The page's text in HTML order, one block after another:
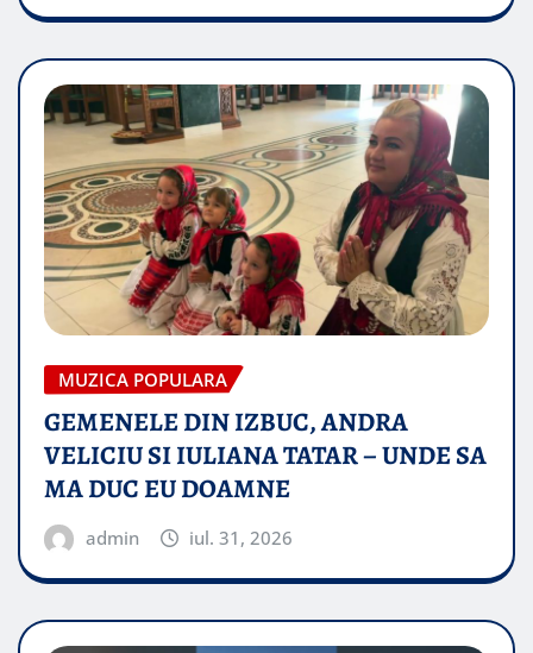
MUZICA POPULARA
GEMENELE DIN IZBUC, ANDRA
VELICIU SI IULIANA TATAR – UNDE SA
MA DUC EU DOAMNE
admin iul. 31, 2026